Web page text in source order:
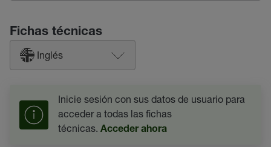
Fichas técnicas
Inglés
Inicie sesión con sus datos de usuario para
acceder a todas las fichas
técnicas. Acceder ahora